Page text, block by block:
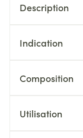
Description
Indication
Composition
Utilisation